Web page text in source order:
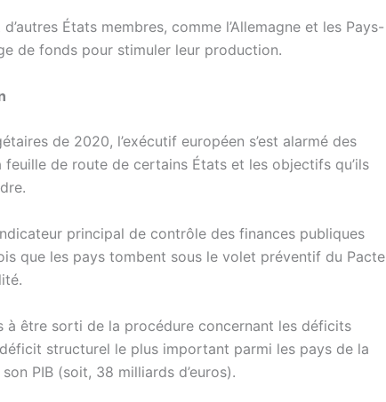
États membres, comme l’Allemagne et les Pays-
de fonds pour stimuler leur production.
de 2020, l’exécutif européen s’est alarmé des
de route de certains États et les objectifs qu’ils
principal de contrôle des finances publiques
que les pays tombent sous le volet préventif du Pacte
à être sorti de la procédure concernant les déficits
structurel le plus important parmi les pays de la
PIB (soit, 38 milliards d’euros).